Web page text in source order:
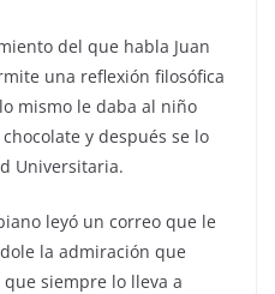
del que habla Juan
una reflexión filosófica
mismo le daba al niño
y después se lo
Universitaria.
leyó un correo que le
la admiración que
siempre lo lleva a